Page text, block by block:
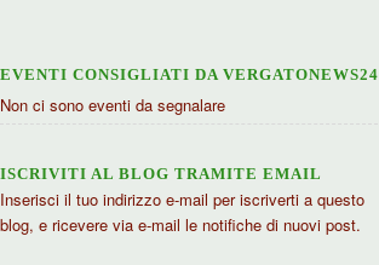
EVENTI CONSIGLIATI DA VERGATONEWS24
Non ci sono eventi da segnalare
ISCRIVITI AL BLOG TRAMITE EMAIL
Inserisci il tuo indirizzo e-mail per iscriverti a questo
blog, e ricevere via e-mail le notifiche di nuovi post.